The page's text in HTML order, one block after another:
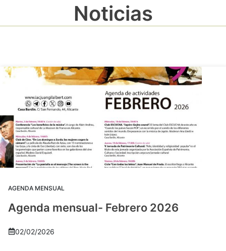
Noticias
AGENDA MENSUAL
Agenda mensual- Febrero 2026
02/02/2026